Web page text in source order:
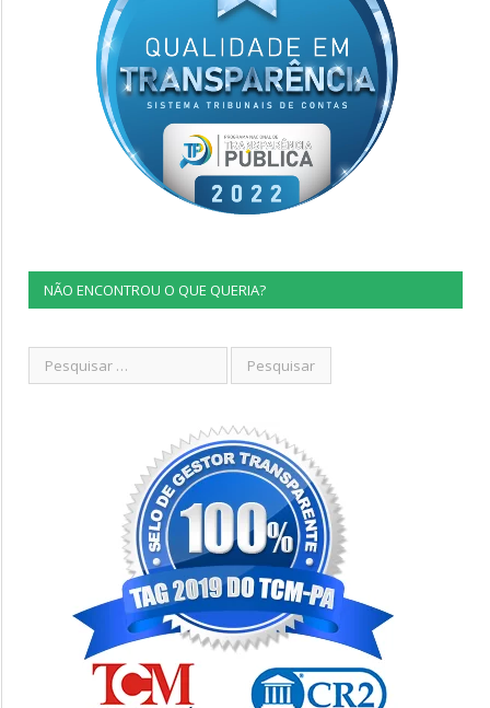
NÃO ENCONTROU O QUE QUERIA?